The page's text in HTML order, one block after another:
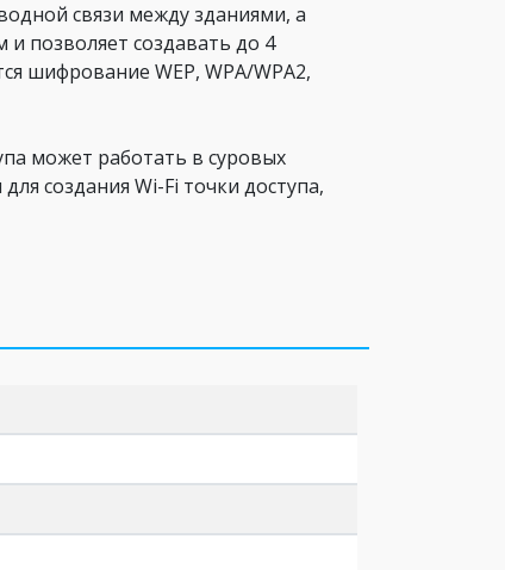
связи между зданиями, а
позволяет создавать до 4
шифрование WEP, WPA/WPA2,
может работать в суровых
создания Wi-Fi точки доступа,